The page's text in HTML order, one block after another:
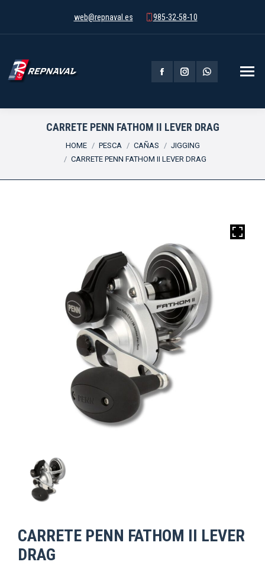
web@repnaval.es 985-32-58-10
Facebook
opens
in
Instagram
opens
in
Whatsapp
opens
CARRETE PENN FATHOM II LEVER DRAG
You are here:HOME PESCA CAÑAS
JIGGING
CARRETE PENN FATHOM II LEVER DRAG
CARRETE PENN FATHOM II LEVER
DRAG